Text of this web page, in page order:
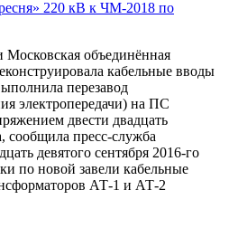
Московская объединённая
кабельные вводы
перезавод
электропередачи) на ПС
двести двадцать
сообщила пресс-служба
девятого сентября 2016-го
по новой завели кабельные
АТ-1 и АТ-2